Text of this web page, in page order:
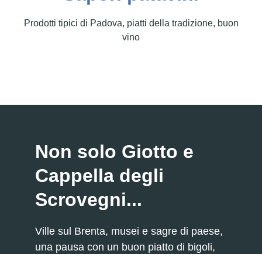
Prodotti tipici di Padova, piatti della tradizione, buon
vino
Non solo Giotto e
Cappella degli
Scrovegni...
Ville sul Brenta, musei e sagre di paese,
una pausa con un buon piatto di bigoli,